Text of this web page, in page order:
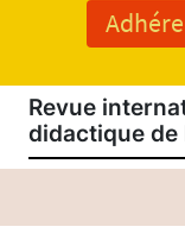
Revue
didactique